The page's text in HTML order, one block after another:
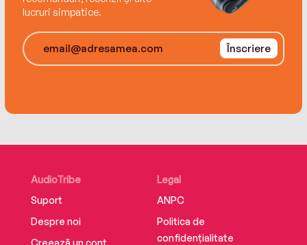
lucruri simpatice.
Înscriere
AudioTribe
Suport
Despre noi
Creează un cont
Legal
ANPC
Politica de
confidențialitate